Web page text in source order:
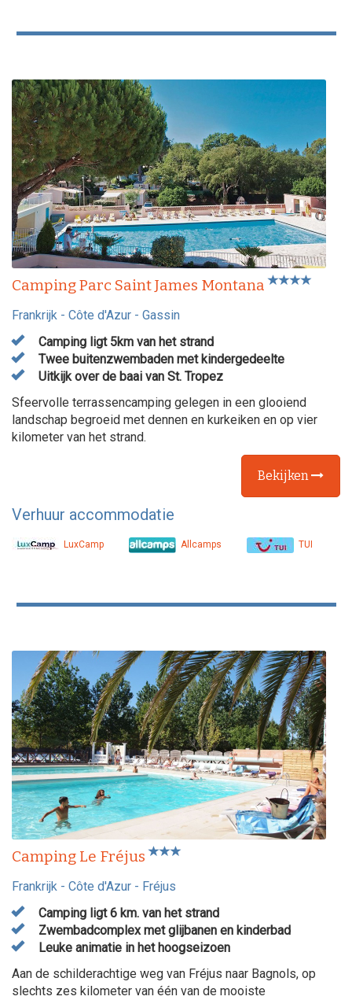
Camping Parc Saint James Montana
Frankrijk - Côte d'Azur - Gassin
Camping ligt 5km van het strand
Twee buitenzwembaden met kindergedeelte
Uitkijk over de baai van St. Tropez
Sfeervolle terrassencamping gelegen in een glooiend
landschap begroeid met dennen en kurkeiken en op vier
kilometer van het strand.
Bekijken
Verhuur accommodatie
LuxCamp Allcamps TUI
Camping Le Fréjus
Frankrijk - Côte d'Azur - Fréjus
Camping ligt 6 km. van het strand
Zwembadcomplex met glijbanen en kinderbad
Leuke animatie in het hoogseizoen
Aan de schilderachtige weg van Fréjus naar Bagnols, op
slechts zes kilometer van één van de mooiste